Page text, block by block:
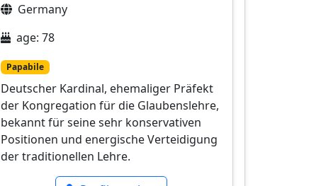
Germany
age: 78
Papabile
Deutscher Kardinal, ehemaliger Präfekt
der Kongregation für die Glaubenslehre,
bekannt für seine sehr konservativen
Positionen und energische Verteidigung
der traditionellen Lehre.